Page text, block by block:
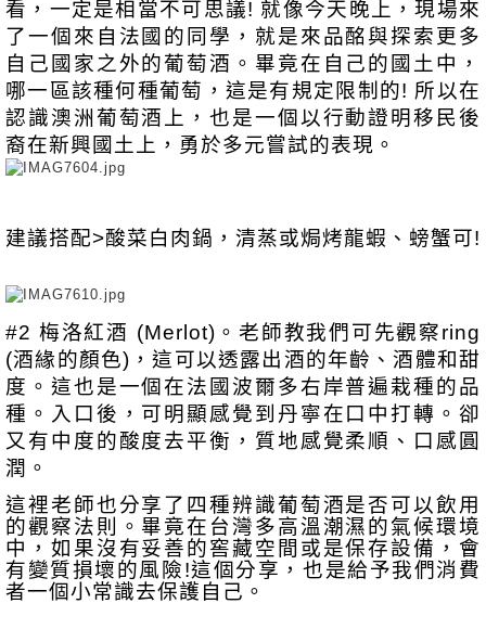
看，一定是相當不可思議! 就像今天晚上，現場來
了一個來自法國的同學，就是來品酩與探索更多
自己國家之外的葡萄酒。畢竟在自己的國土中，
哪一區該種何種葡萄，這是有規定限制的! 所以在
認識澳洲葡萄酒上，也是一個以行動證明移民後
裔在新興國土上，勇於多元嘗試的表現。
#2 梅洛紅酒 (Merlot)。老師教我們可先觀察ring
(酒緣的顏色)，這可以透露出酒的年齡、酒體和甜
度。這也是一個在法國波爾多右岸普遍栽種的品
種。入口後，可明顯感覺到丹寧在口中打轉。卻
又有中度的酸度去平衡，質地感覺柔順、口感圓
潤。
這裡老師也分享了四種辨識葡萄酒是否可以飲用
的觀察法則。畢竟在台灣多高溫潮濕的氣候環境
中，如果沒有妥善的窖藏空間或是保存設備，會
有變質損壞的風險!這個分享，也是給予我們消費
者一個小常識去保護自己。